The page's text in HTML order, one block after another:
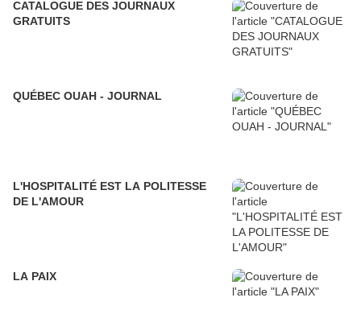
CATALOGUE DES JOURNAUX
GRATUITS
QUÉBEC OUAH - JOURNAL
L'HOSPITALITÉ EST LA POLITESSE
DE L'AMOUR
LA PAIX